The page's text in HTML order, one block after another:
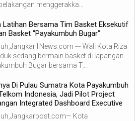
menggerakka...
Latihan Bersama Tim Basket Eksekutif
Basket "Payakumbuh Bugar"
--- Wali Kota Riza
sedang bermain basket di lapangan
Bugar bersama T...
Di Pulau Sumatra Kota Payakumbuh
Indonesia, Jadi Pilot Project
Integrated Dashboard Executive
Kota